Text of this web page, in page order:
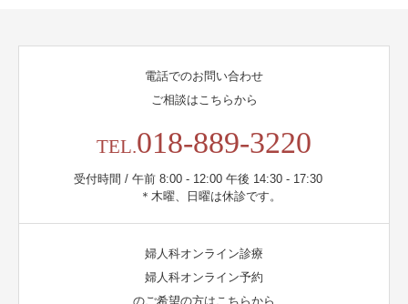
電話でのお問い合わせ
ご相談はこちらから
TEL.018-889-3220
受付時間 / 午前 8:00 - 12:00 午後 14:30 - 17:30
＊木曜、日曜は休診です。
婦人科オンライン診療
婦人科オンライン予約
のご希望の方はこちらから